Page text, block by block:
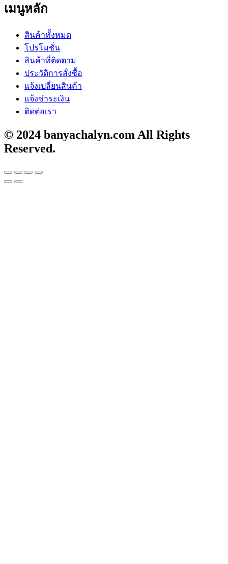
เมนูหลัก
สินค้าทั้งหมด
โปรโมชั่น
สินค้าที่ติดตาม
ประวัติการสั่งซื้อ
แจ้งเปลี่ยนสินค้า
แจ้งชำระเงิน
ติดต่อเรา
© 2024 banyachalyn.com All Rights
Reserved.